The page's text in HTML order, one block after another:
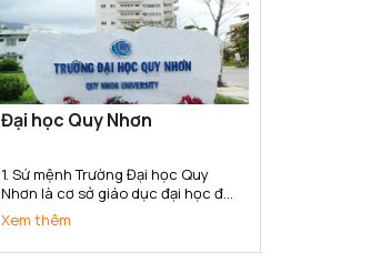
Đại học Quy Nhơn
1. Sứ mệnh Trường Đại học Quy
Nhơn là cơ sở giáo dục đại học đa
ngành, đa lĩnh vực có sứ mệnh
đào tạo, phát triển nguồn nhân
lực chất lượng cao; bồi dưỡng
Xem thêm